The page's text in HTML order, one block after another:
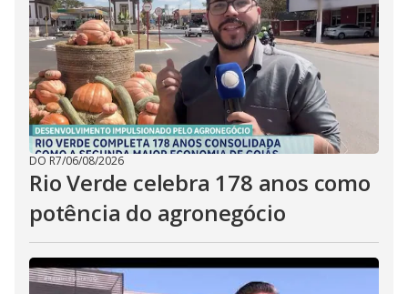
DO R7/06/08/2026
Rio Verde celebra 178 anos como
potência do agronegócio